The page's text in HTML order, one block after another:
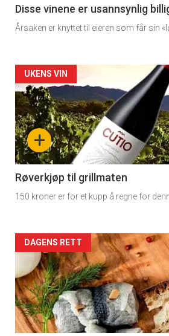
11
Dagens
rett
Disse vinene er usannsynlig
Årsaken er knyttet til eieren som får sin
Artikler
detail
-
section
11
Dagens
rett
2
+
UKENS VIN
Røverkjøp til grillmaten
150 kroner er for et kupp å regne for
Artikler
detail
-
section
DAGENS RETT